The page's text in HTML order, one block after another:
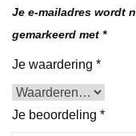
Je e-mailadres wordt
gemarkeerd met *
Je waardering *
Je beoordeling *